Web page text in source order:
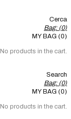
Cerca
Bag: (0)
MY BAG (0)
No products in the cart.
Search
Bag: (0)
MY BAG (0)
No products in the cart.